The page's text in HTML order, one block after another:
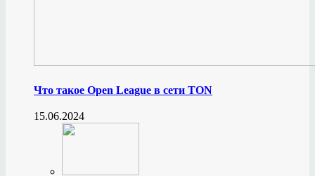
Что такое Open League в сети TON
15.06.2024